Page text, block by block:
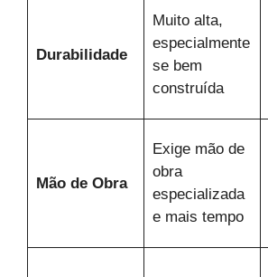
Durabilidade
Muito alta,
especialmente
se bem
construída
Mão de Obra
Exige mão de
obra
especializada
e mais tempo